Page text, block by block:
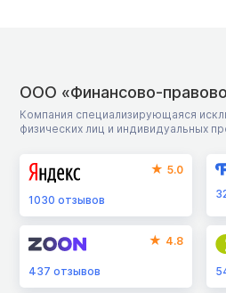
ООО «Финансово-
Компания специализирующаяся
физических лиц и индивидуальных
5.0
1030 отзывов
4.8
437 отзывов